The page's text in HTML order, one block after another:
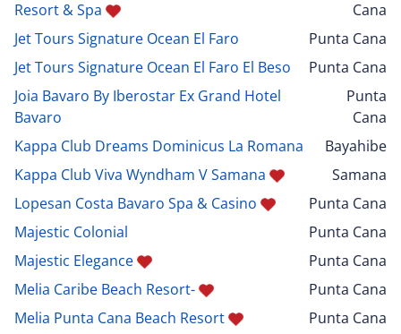
Resort & Spa
Cana
Jet Tours Signature Ocean El Faro
Punta Cana
Jet Tours Signature Ocean El Faro El Beso
Punta Cana
Joia Bavaro By Iberostar Ex Grand Hotel
Bavaro
Punta
Cana
Kappa Club Dreams Dominicus La Romana
Bayahibe
Kappa Club Viva Wyndham V Samana
Samana
Lopesan Costa Bavaro Spa & Casino
Punta Cana
Majestic Colonial
Punta Cana
Majestic Elegance
Punta Cana
Melia Caribe Beach Resort-
Punta Cana
Melia Punta Cana Beach Resort
Punta Cana